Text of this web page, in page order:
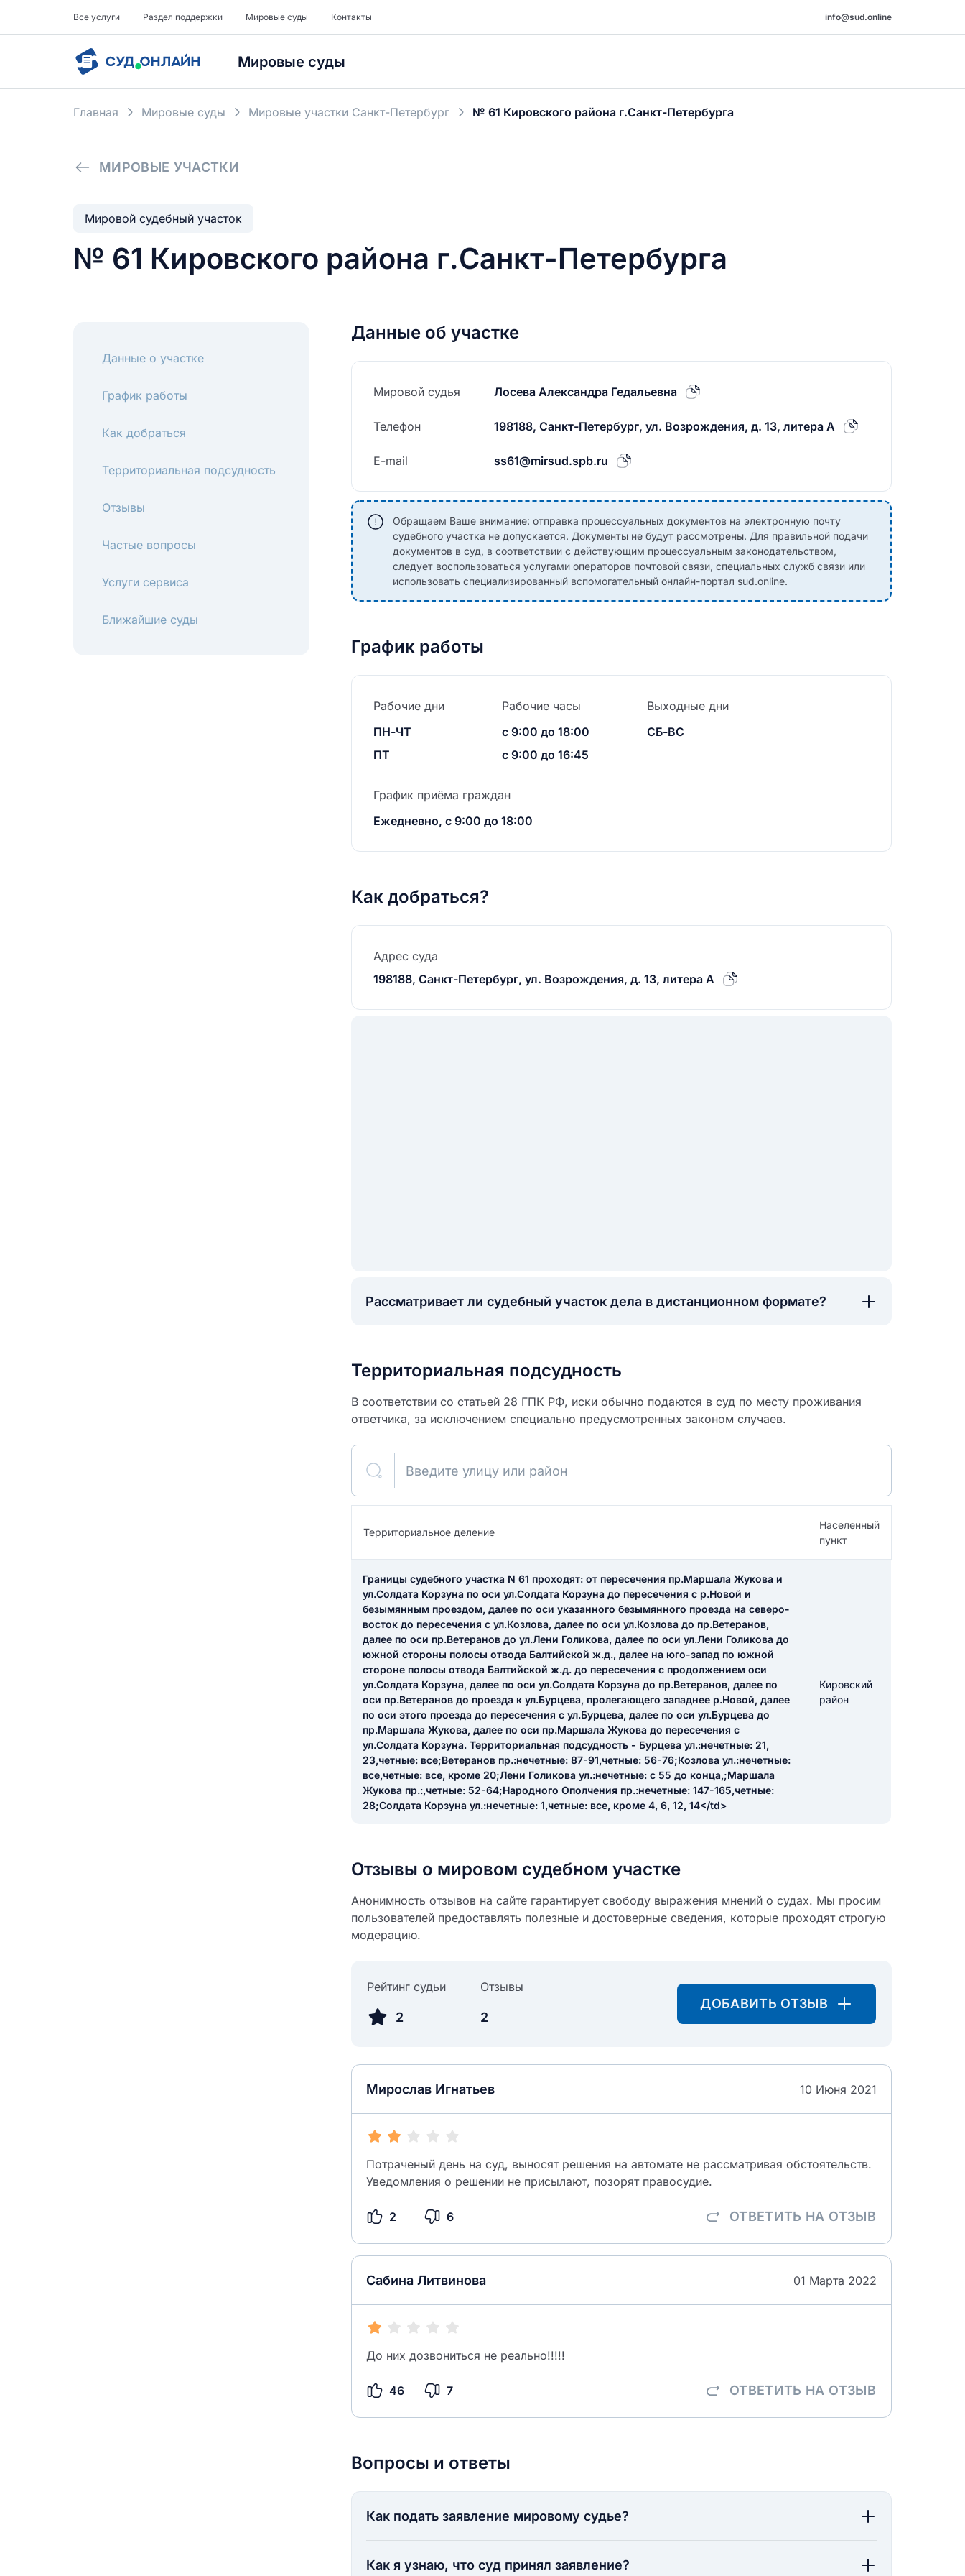
Все услуги Раздел поддержки Мировые суды Контакты info@sud.online
Мировые суды
Главная Мировые суды Мировые участки Санкт-Петербург № 61 Кировского района г.Санкт-Петербурга
МИРОВЫЕ УЧАСТКИ
Мировой судебный участок
№ 61 Кировского района г.Санкт-Петербурга
Данные о участке
График работы
Как добраться
Территориальная подсудность
Отзывы
Частые вопросы
Услуги сервиса
Ближайшие суды
Данные об участке
Мировой судья Лосева Александра Гедальевна
Телефон 198188, Санкт-Петербург, ул. Возрождения, д. 13, литера А
E-mail ss61@mirsud.spb.ru
Обращаем Ваше внимание: отправка процессуальных документов на электронную почту
судебного участка не допускается. Документы не будут рассмотрены. Для правильной подачи
документов в суд, в соответствии с действующим процессуальным законодательством,
следует воспользоваться услугами операторов почтовой связи, специальных служб связи или
использовать специализированный вспомогательный онлайн-портал sud.online.
График работы
Рабочие дни
ПН-ЧТ
ПТ
Рабочие часы
с 9:00 до 18:00
с 9:00 до 16:45
Выходные дни
СБ-ВС
График приёма граждан
Ежедневно, с 9:00 до 18:00
Как добраться?
Адрес суда
198188, Санкт-Петербург, ул. Возрождения, д. 13, литера А
Рассматривает ли судебный участок дела в дистанционном формате?
Территориальная подсудность
В соответствии со статьей 28 ГПК РФ, иски обычно подаются в суд по месту проживания
ответчика, за исключением специально предусмотренных законом случаев.
Введите улицу или район
Территориальное деление
Населенный
пункт
Границы судебного участка N 61 проходят: от пересечения пр.Маршала Жукова и
ул.Солдата Корзуна по оси ул.Солдата Корзуна до пересечения с р.Новой и
безымянным проездом, далее по оси указанного безымянного проезда на северо-
восток до пересечения с ул.Козлова, далее по оси ул.Козлова до пр.Ветеранов,
далее по оси пр.Ветеранов до ул.Лени Голикова, далее по оси ул.Лени Голикова до
южной стороны полосы отвода Балтийской ж.д., далее на юго-запад по южной
стороне полосы отвода Балтийской ж.д. до пересечения с продолжением оси
ул.Солдата Корзуна, далее по оси ул.Солдата Корзуна до пр.Ветеранов, далее по
оси пр.Ветеранов до проезда к ул.Бурцева, пролегающего западнее р.Новой, далее
по оси этого проезда до пересечения с ул.Бурцева, далее по оси ул.Бурцева до
пр.Маршала Жукова, далее по оси пр.Маршала Жукова до пересечения с
ул.Солдата Корзуна. Территориальная подсудность - Бурцева ул.:нечетные: 21,
23,четные: все;Ветеранов пр.:нечетные: 87-91,четные: 56-76;Козлова ул.:нечетные:
все,четные: все, кроме 20;Лени Голикова ул.:нечетные: с 55 до конца,;Маршала
Жукова пр.:,четные: 52-64;Народного Ополчения пр.:нечетные: 147-165,четные:
28;Солдата Корзуна ул.:нечетные: 1,четные: все, кроме 4, 6, 12, 14</td>
Кировский
район
Отзывы о мировом судебном участке
Анонимность отзывов на сайте гарантирует свободу выражения мнений о судах. Мы просим
пользователей предоставлять полезные и достоверные сведения, которые проходят строгую
модерацию.
Рейтинг судьи
2
Отзывы
2
ДОБАВИТЬ ОТЗЫВ
Мирослав Игнатьев 10 Июня 2021
Потраченый день на суд, выносят решения на автомате не рассматривая обстоятельств.
Уведомления о решении не присылают, позорят правосудие.
2 6 ОТВЕТИТЬ НА ОТЗЫВ
Сабина Литвинова 01 Марта 2022
До них дозвониться не реально!!!!!
46 7 ОТВЕТИТЬ НА ОТЗЫВ
Как вы оцените судебный
участок?
разрешить публикацию отзыва
ОСТАВИТЬ ОТЗЫВ
Введите свой номер телефона
Ответ на отзыв
разрешить публикацию отзыва
ОСТАВИТЬ ОТЗЫВ
Вопросы и ответы
Как подать заявление мировому судье?
Как я узнаю, что суд принял заявление?
Название населенного пункта
НАЙТИ МЕНЯ
СОХРАНИТЬ